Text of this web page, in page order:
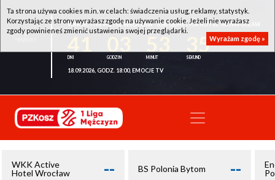
WKK ACTIVE HOTEL WROCŁAW - KSK QEMETICA NOTEĆ INOWROCŁAW
35
18.09.2026, GODZ. 18:00, EMOCJE TV
WKK Active
Hotel Wrocław
-- BS Polonia Bytom --
Ta strona używa cookies m.in. w celach: świadczenia usług, reklamy, statystyk.
Korzystając ze strony wyrażasz zgodę na używanie cookie. Jeżeli nie wyrażasz
zgody powinieneś zmienić ustawienia swojej przeglądarki.
Wyrażam zgodę »